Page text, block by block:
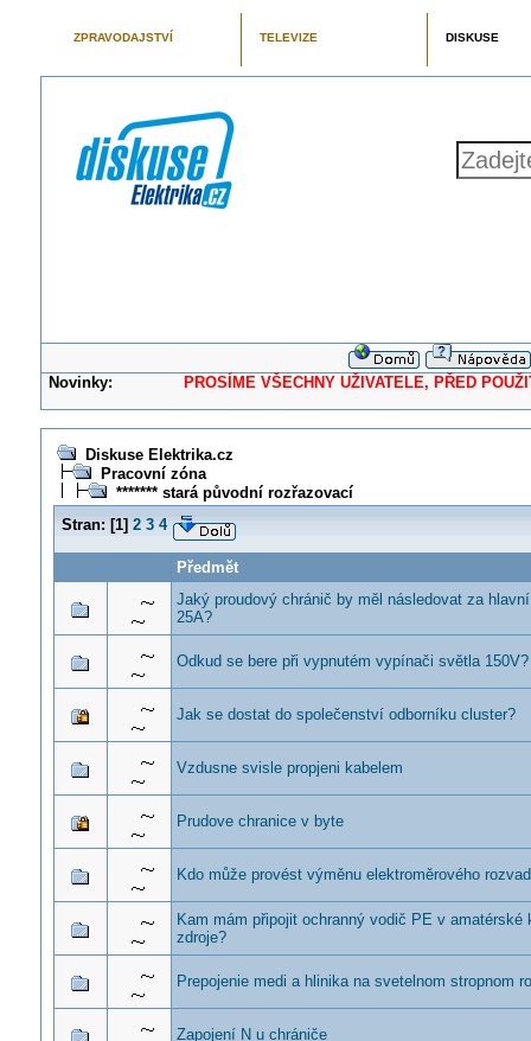
ZPRAVODAJSTVÍ TELEVIZE DISKUSE
Novinky: PROSÍME VŠECHNY UŽIVATELE, PŘED
Diskuse Elektrika.cz
Pracovní zóna
******* stará původní rozřazovací
Stran: [1] 2 3 4
Předmět
Jaký proudový chránič by měl následovat za
25A?
Odkud se bere při vypnutém vypínači světla 150V?
Jak se dostat do společenství odborníku cluster?
Vzdusne svisle propjeni kabelem
Prudove chranice v byte
Kdo může provést výměnu elektroměrového
Kam mám připojit ochranný vodič PE v amatérské
zdroje?
Prepojenie medi a hlinika na svetelnom stropnom
Zapojení N u chrániče